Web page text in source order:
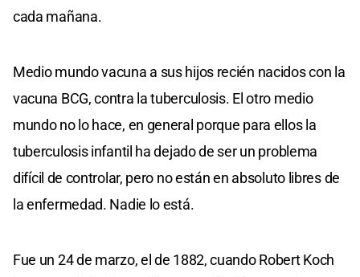
cada mañana.
Medio mundo vacuna a sus hijos recién nacidos con la
vacuna BCG, contra la tuberculosis. El otro medio
mundo no lo hace, en general porque para ellos la
tuberculosis infantil ha dejado de ser un problema
difícil de controlar, pero no están en absoluto libres de
la enfermedad. Nadie lo está.
Fue un 24 de marzo, el de 1882, cuando Robert Koch